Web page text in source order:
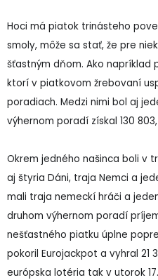
Hoci má piatok trinásteho
smoly, môže sa stať, že pre
šťastným dňom. Ako napríklad
ktorí v piatkovom žrebovaní
poradiach. Medzi nimi bol aj
výhernom poradí získal 130
Okrem jedného našinca boli v
aj štyria Dáni, traja Nemci a
mali traja nemeckí hráči a
druhom výhernom poradí
nešťastného piatku úplne
pokoril Eurojackpot a vyhral 21
európska lotéria tak v utorok